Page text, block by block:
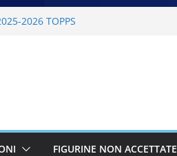
2026 PANINI
2026 TOPPS
FIGURINE NON ACCETTATE